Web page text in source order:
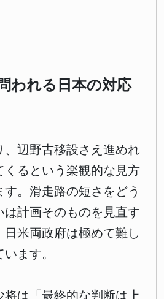
われる日本の対応
、辺野古移設さえ進めれ
くるという楽観的な見方
。滑走路の短さをどう
計画そのものを見直す
米両政府は極めて難し
ます。
将は「最終的な判断は上